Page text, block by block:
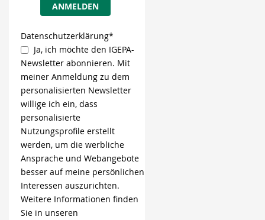
ANMELDEN
Datenschutzerklärung*
Ja, ich möchte den IGEPA-
Newsletter abonnieren. Mit
meiner Anmeldung zu dem
personalisierten Newsletter
willige ich ein, dass
personalisierte
Nutzungsprofile erstellt
werden, um die werbliche
Ansprache und Webangebote
besser auf meine persönlichen
Interessen auszurichten.
Weitere Informationen finden
Sie in unseren